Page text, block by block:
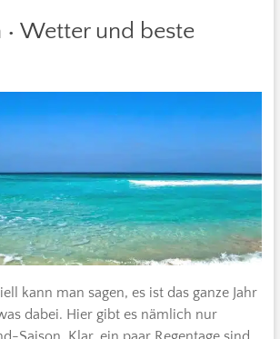
Wetter und beste
kann man sagen, es ist das ganze Jahr
dabei. Hier gibt es nämlich nur